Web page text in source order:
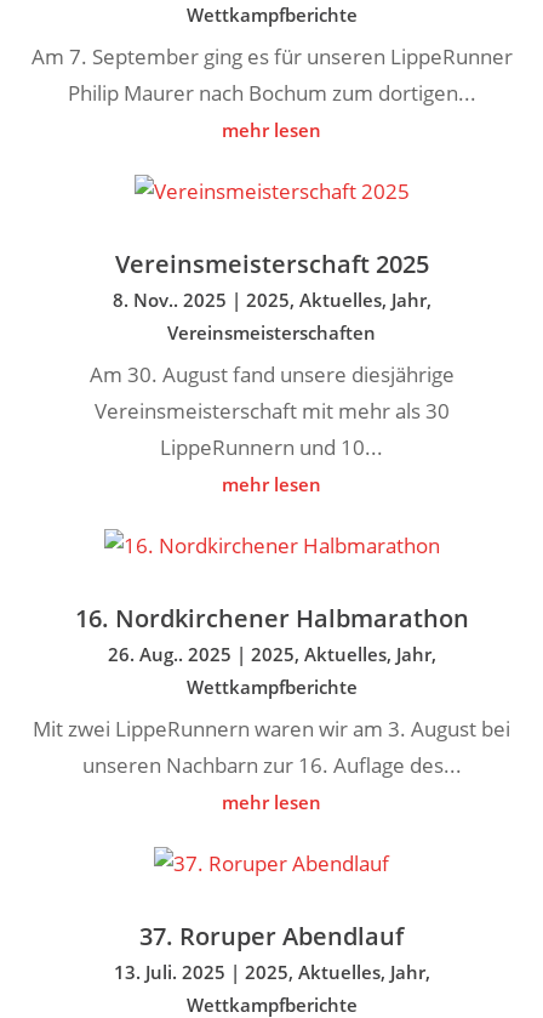
Wettkampfberichte
Am 7. September ging es für unseren LippeRunner
Philip Maurer nach Bochum zum dortigen...
mehr lesen
Vereinsmeisterschaft 2025
8. Nov.. 2025 | 2025, Aktuelles, Jahr,
Vereinsmeisterschaften
Am 30. August fand unsere diesjährige
Vereinsmeisterschaft mit mehr als 30
LippeRunnern und 10...
mehr lesen
16. Nordkirchener Halbmarathon
26. Aug.. 2025 | 2025, Aktuelles, Jahr,
Wettkampfberichte
Mit zwei LippeRunnern waren wir am 3. August bei
unseren Nachbarn zur 16. Auflage des...
mehr lesen
37. Roruper Abendlauf
13. Juli. 2025 | 2025, Aktuelles, Jahr,
Wettkampfberichte